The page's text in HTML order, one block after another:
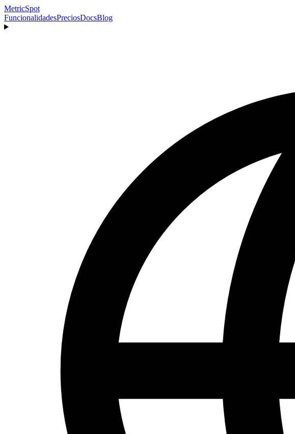
MetricSpot
FuncionalidadesPreciosDocsBlog